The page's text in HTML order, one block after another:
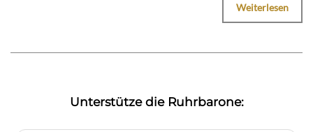
Weiterlesen
Unterstütze die Ruhrbarone: